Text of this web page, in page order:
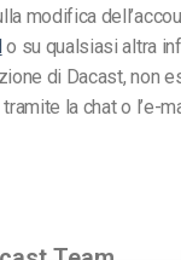
modifica
o su qualsiasi altra
di Dacast, non
la chat o l’e-